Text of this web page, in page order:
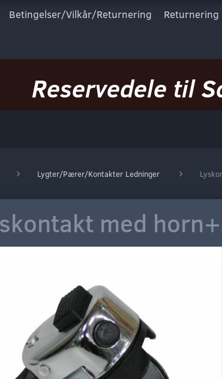
Betingelser/Vilkår/Returnering Returnering
Reservedele til
Lygter/Pærer/Kontakter Ledninger
med